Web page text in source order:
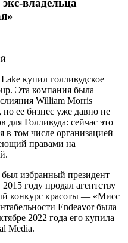
купил голливудское
Эта компания была
слияния William Morris
ее бизнес уже давно не
для Голливуда: сейчас это
том числе организацией
правами на
избранный президент
году продал агентству
конкурс красоты — «Мисс
Endeavor была
2022 года его купила
Media.